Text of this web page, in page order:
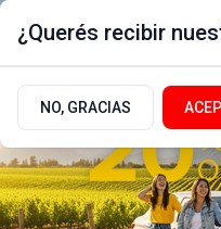
¿Querés recibir
NO, GRACIAS